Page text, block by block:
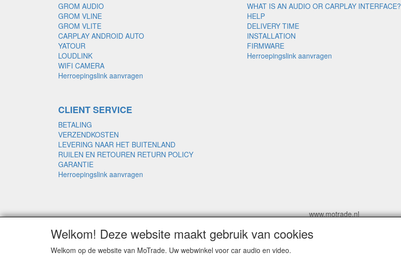
GROM AUDIO
GROM VLINE
GROM VLITE
CARPLAY ANDROID AUTO
YATOUR
LOUDLINK
WIFI CAMERA
Herroepingslink aanvragen
WHAT IS AN AUDIO OR CARPLAY INTERFACE?
HELP
DELIVERY TIME
INSTALLATION
FIRMWARE
Herroepingslink aanvragen
CLIENT SERVICE
BETALING
VERZENDKOSTEN
LEVERING NAAR HET BUITENLAND
RUILEN EN RETOUREN RETURN POLICY
GARANTIE
Herroepingslink aanvragen
www.motrade.nl
Welkom! Deze website maakt gebruik van cookies
Welkom op de website van MoTrade. Uw webwinkel voor car audio en video.